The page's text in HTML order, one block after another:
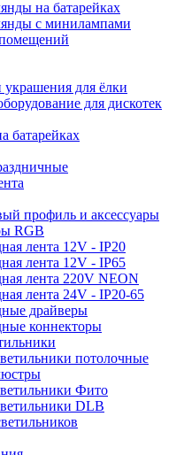
на батарейках
с минилампами
для ёлки
для дискотек
батарейках
профиль и аксессуары
RGB
лента 12V - IP20
лента 12V - IP65
лента 220V NEON
лента 24V - IP20-65
драйверы
коннекторы
потолочные
Фито
DLB